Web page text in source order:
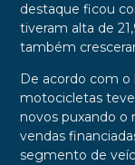
destaque ficou
tiveram alta de
também
De acordo com
motocicletas
novos puxando o
vendas
segmento de